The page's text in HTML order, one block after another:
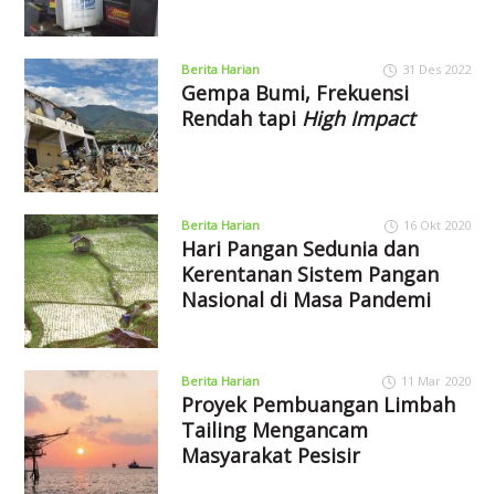
Berita Harian 31 Des 2022
Gempa Bumi, Frekuensi
Rendah tapi High Impact
Berita Harian 16 Okt 2020
Hari Pangan Sedunia dan
Kerentanan Sistem Pangan
Nasional di Masa Pandemi
Berita Harian 11 Mar 2020
Proyek Pembuangan Limbah
Tailing Mengancam
Masyarakat Pesisir